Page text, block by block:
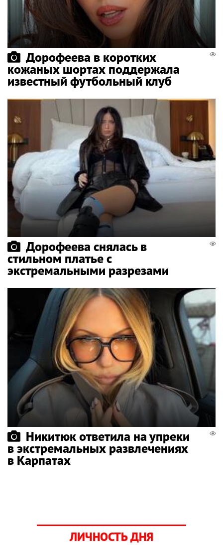
Дорофеева в коротких
кожаных шортах поддержала
известный футбольный клуб
Дорофеева снялась в
стильном платье с
экстремальными разрезами
Никитюк ответила на упреки
в экстремальных развлечениях
в Карпатах
ЛИЧНОСТЬ ДНЯ